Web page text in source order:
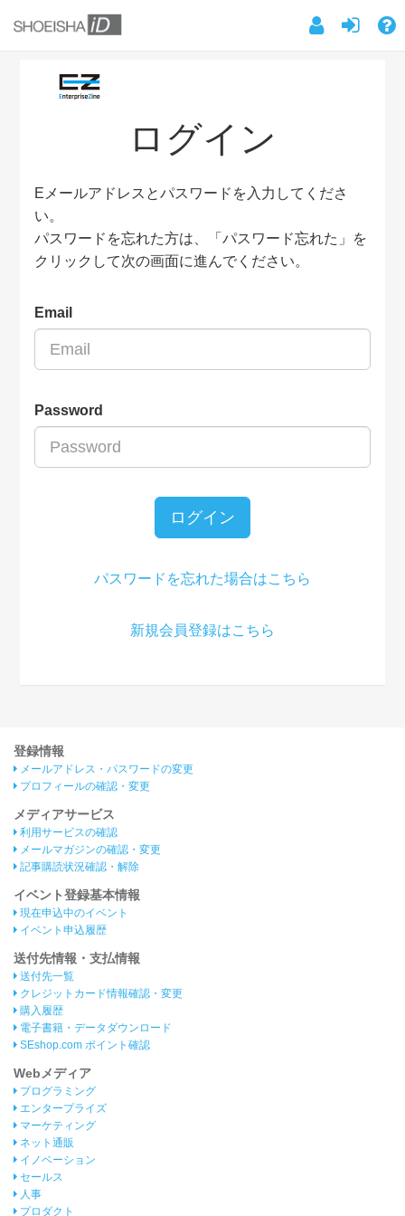
ログイン
Eメールアドレスとパスワードを入力してくださ
い。
パスワードを忘れた方は、「パスワード忘れた」を
クリックして次の画面に進んでください。
Email
Password
ログイン
パスワードを忘れた場合はこちら
新規会員登録はこちら
登録情報
メールアドレス・パスワードの変更
プロフィールの確認・変更
メディアサービス
利用サービスの確認
メールマガジンの確認・変更
記事購読状況確認・解除
イベント登録基本情報
現在申込中のイベント
イベント申込履歴
送付先情報・支払情報
送付先一覧
クレジットカード情報確認・変更
購入履歴
電子書籍・データダウンロード
SEshop.com ポイント確認
Webメディア
プログラミング
エンタープライズ
マーケティング
ネット通販
イノベーション
セールス
人事
プロダクト